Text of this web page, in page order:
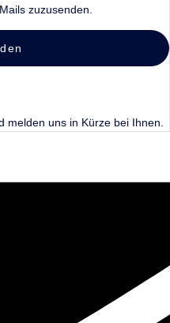
zuzusenden.
uns in Kürze bei Ihnen.